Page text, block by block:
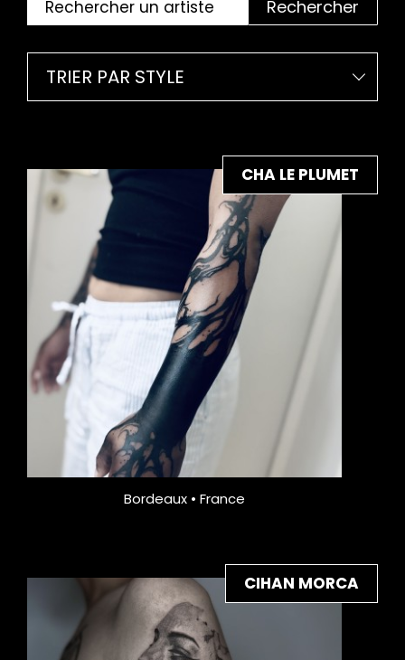
Rechercher
TRIER PAR STYLE
CHA LE PLUMET
Bordeaux • France
CIHAN MORCA